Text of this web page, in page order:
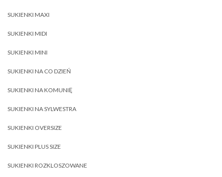
SUKIENKI MAXI
SUKIENKI MIDI
SUKIENKI MINI
SUKIENKI NA CO DZIEŃ
SUKIENKI NA KOMUNIĘ
SUKIENKI NA SYLWESTRA
SUKIENKI OVERSIZE
SUKIENKI PLUS SIZE
SUKIENKI ROZKLOSZOWANE